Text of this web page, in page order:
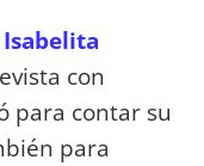
Isabelita
con
para contar su
para